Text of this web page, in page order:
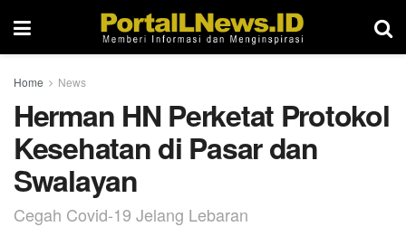
Home News
Herman HN Perketat Protokol
Kesehatan di Pasar dan
Swalayan
Cegah Covid-19 Jelang Lebaran